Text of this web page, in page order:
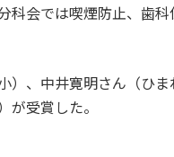
科会では喫煙防止、歯
）、中井寛明さん（ひま
受賞した。